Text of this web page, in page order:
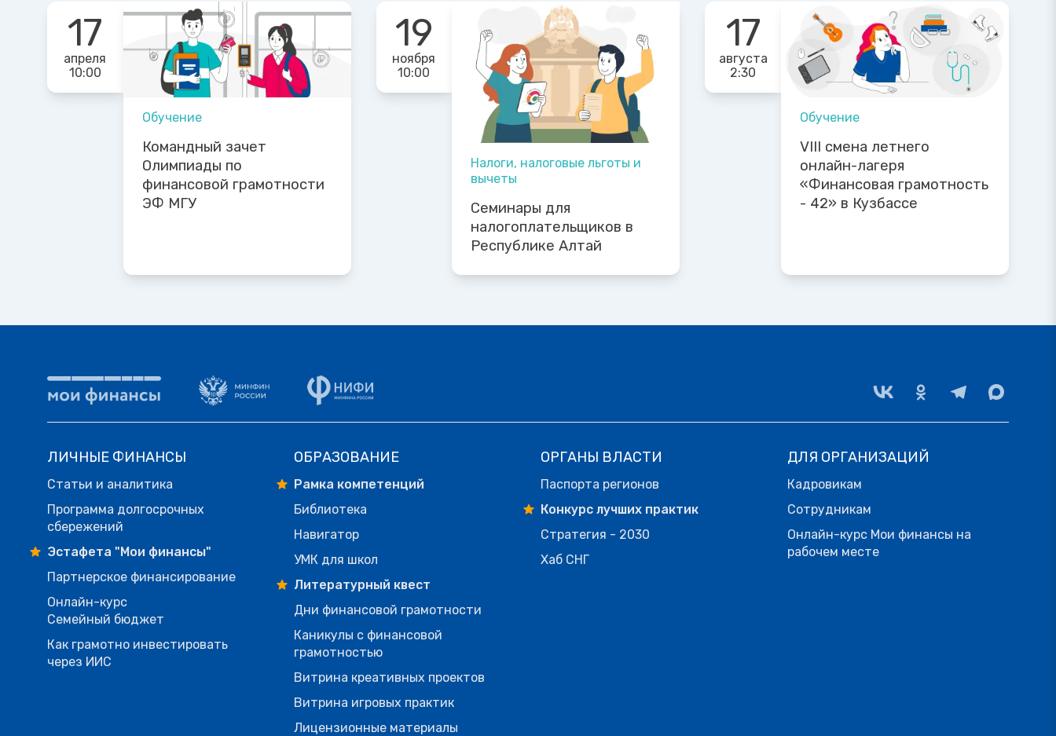
17
апреля
10:00
Обучение
Командный зачет
Олимпиады по
финансовой грамотности
ЭФ МГУ
19
ноября
10:00
Налоги, налоговые льготы и
вычеты
Семинары для
налогоплательщиков в
Республике Алтай
17
августа
2:30
Обучение
VIII смена летнего
онлайн-лагеря
«Финансовая грамотность
- 42» в Кузбассе
ЛИЧНЫЕ ФИНАНСЫ
Статьи и аналитика
Программа долгосрочных
сбережений
Эстафета "Мои финансы"
Партнерское финансирование
Онлайн-курс
Семейный бюджет
Как грамотно инвестировать
через ИИС
ОБРАЗОВАНИЕ
Рамка компетенций
Библиотека
Навигатор
УМК для школ
Литературный квест
Дни финансовой грамотности
Каникулы с финансовой
грамотностью
Витрина креативных проектов
Витрина игровых практик
Лицензионные материалы
ОРГАНЫ ВЛАСТИ
Паспорта регионов
Конкурс лучших практик
Стратегия - 2030
Хаб СНГ
ДЛЯ ОРГАНИЗАЦИЙ
Кадровикам
Сотрудникам
Онлайн-курс Мои финансы на
рабочем месте